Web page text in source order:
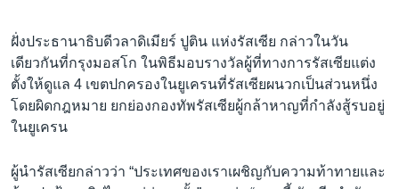
ฝั่งประธานาธิบดีวลาดิเมียร์ ปูติน แห่งรัสเซีย กล่าวในวัน
เดียวกันที่กรุงมอสโก ในพิธีมอบรางวัลผู้ที่ทางการรัสเซียแต่ง
ตั้งให้ดูแล 4 เขตปกครองในยูเครนที่รัสเซียผนวกเป็นส่วนหนึ่ง
โดยผิดกฎหมาย ยกย่องกองทัพรัสเซียผู้กล้าหาญที่กำลังสู้รบอยู่
ในยูเครน
ผู้นำรัสเซียกล่าวว่า “ประเทศของเราเผชิญกับความท้าทายและ